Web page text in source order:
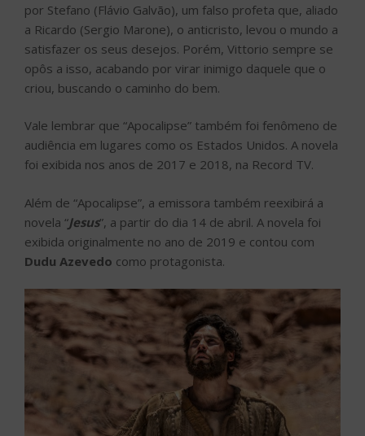
por Stefano (Flávio Galvão), um falso profeta que, aliado
a Ricardo (Sergio Marone), o anticristo, levou o mundo a
satisfazer os seus desejos. Porém, Vittorio sempre se
opôs a isso, acabando por virar inimigo daquele que o
criou, buscando o caminho do bem.
Vale lembrar que “Apocalipse” também foi fenômeno de
audiência em lugares como os Estados Unidos. A novela
foi exibida nos anos de 2017 e 2018, na Record TV.
Além de “Apocalipse”, a emissora também reexibirá a
novela “Jesus”, a partir do dia 14 de abril. A novela foi
exibida originalmente no ano de 2019 e contou com
Dudu Azevedo como protagonista.